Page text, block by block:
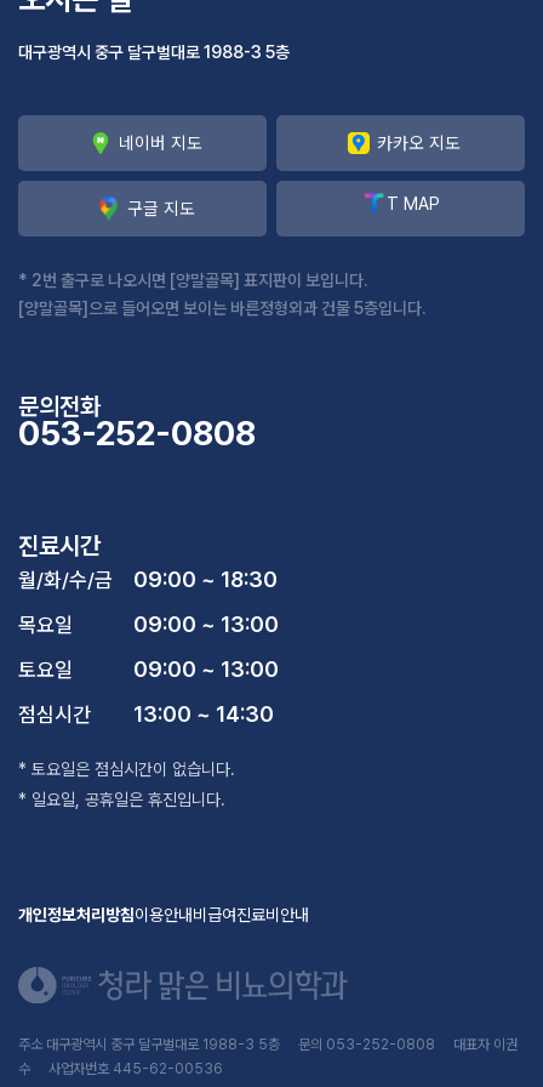
대구광역시 중구 달구벌대로 1988-3 5층
네이버 지도 카카오 지도
구글 지도 T MAP
* 2번 출구로 나오시면 [양말골목] 표지판이 보입니다.
[양말골목]으로 들어오면 보이는 바른정형외과 건물 5층입니다.
문의전화
053-252-0808
진료시간
월/화/수/금 09:00 ~ 18:30
목요일 09:00 ~ 13:00
토요일 09:00 ~ 13:00
점심시간 13:00 ~ 14:30
* 토요일은 점심시간이 없습니다.
* 일요일, 공휴일은 휴진입니다.
개인정보처리방침이용안내비급여진료비안내
주소 대구광역시 중구 달구벌대로 1988-3 5층 문의 053-252-0808 대표자 이권
수 사업자번호 445-62-00536